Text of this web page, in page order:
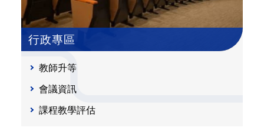
行政專區
教師升等
會議資訊
課程教學評估